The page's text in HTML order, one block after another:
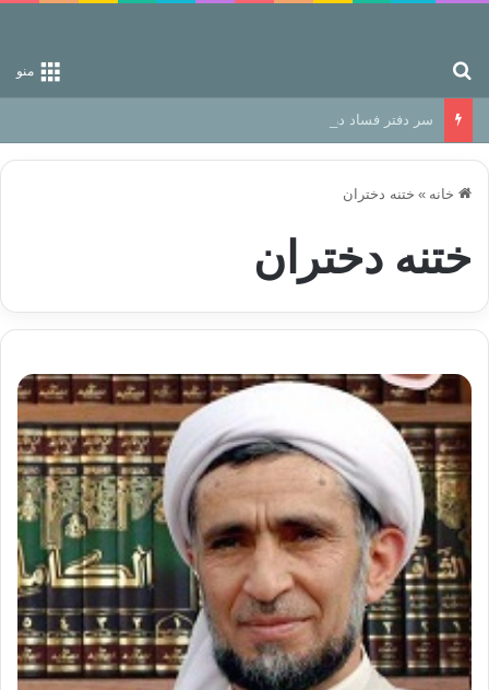
منو
سر دفتر فساد در زمین‌، دوری وکناره‌گیری از راه خداست‌!
خانه » ختنه دختران
ختنه دختران